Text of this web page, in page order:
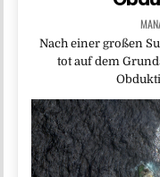
Nach einer großen
tot auf dem